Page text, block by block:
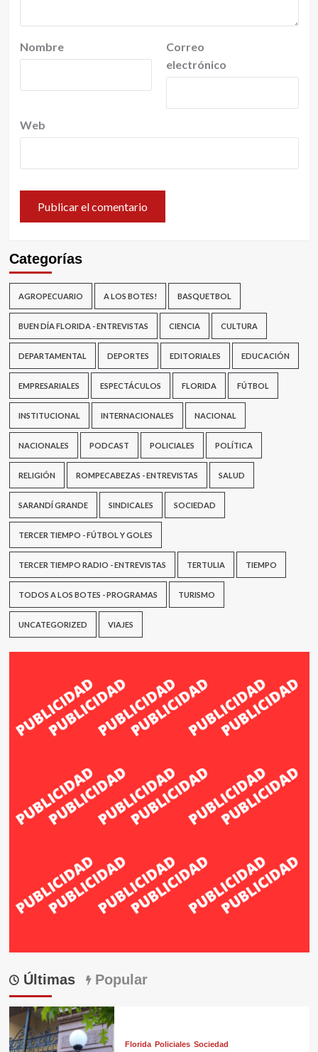
Nombre
Correo
electrónico
Web
Categorías
AGROPECUARIO A LOS BOTES! BASQUETBOL
BUEN DÍA FLORIDA - ENTREVISTAS CIENCIA CULTURA
DEPARTAMENTAL DEPORTES EDITORIALES EDUCACIÓN
EMPRESARIALES ESPECTÁCULOS FLORIDA FÚTBOL
INSTITUCIONAL INTERNACIONALES NACIONAL
NACIONALES PODCAST POLICIALES POLÍTICA
RELIGIÓN ROMPECABEZAS - ENTREVISTAS SALUD
SARANDÍ GRANDE SINDICALES SOCIEDAD
TERCER TIEMPO - FÚTBOL Y GOLES
TERCER TIEMPO RADIO - ENTREVISTAS TERTULIA TIEMPO
TODOS A LOS BOTES - PROGRAMAS TURISMO
UNCATEGORIZED VIAJES
Últimas Popular
Florida Policiales Sociedad